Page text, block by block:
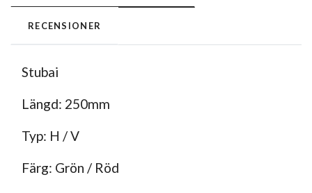
RECENSIONER
Stubai
Längd: 250mm
Typ: H / V
Färg: Grön / Röd